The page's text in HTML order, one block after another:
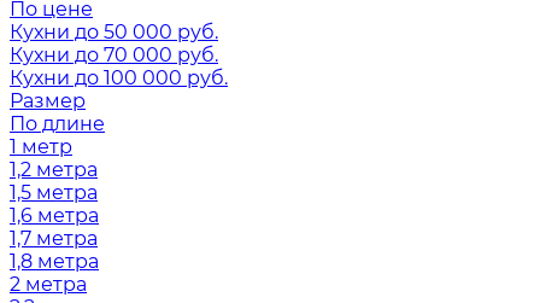
По цене
Кухни до 50 000 руб.
Кухни до 70 000 руб.
Кухни до 100 000 руб.
Размер
По длине
1 метр
1,2 метра
1,5 метра
1,6 метра
1,7 метра
1,8 метра
2 метра